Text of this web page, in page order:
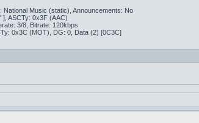
Music (static), Announcements: No
], ASCTy: 0x3F (AAC)
3/8, Bitrate: 120kbps
0x3C (MOT), DG: 0, Data (2) [0C3C]